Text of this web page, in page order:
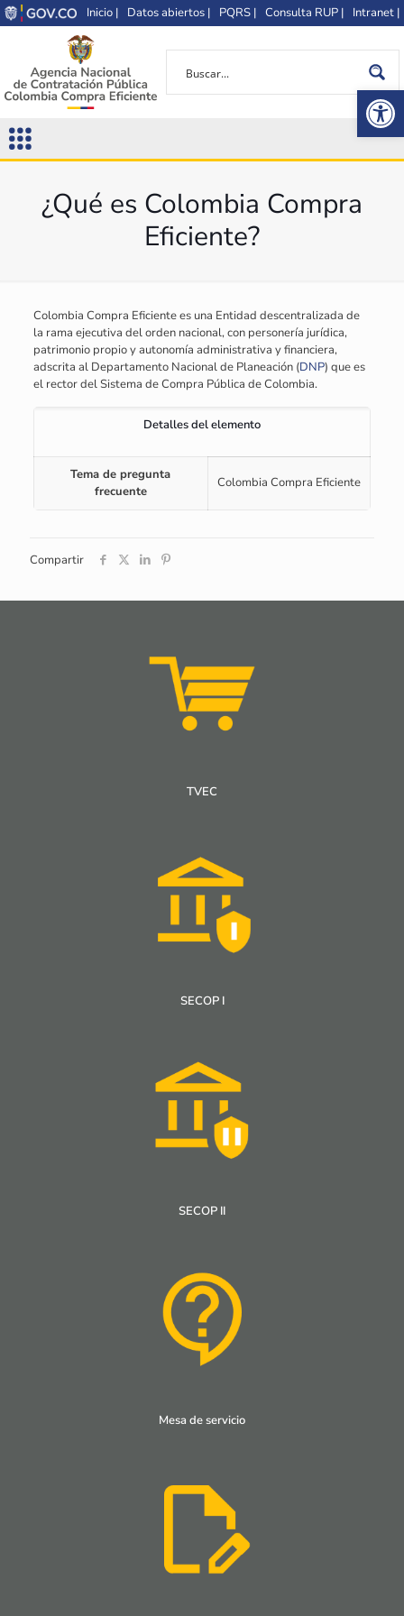
Inicio | Datos abiertos | PQRS | Consulta RUP | Intranet |
¿Qué es Colombia Compra
Eficiente?
Colombia Compra Eficiente es una Entidad descentralizada de
la rama ejecutiva del orden nacional, con personería jurídica,
patrimonio propio y autonomía administrativa y financiera,
adscrita al Departamento Nacional de Planeación (DNP) que es
el rector del Sistema de Compra Pública de Colombia.
Detalles del elemento
Tema de pregunta
frecuente
Colombia Compra Eficiente
Compartir
TVEC
SECOP I
SECOP II
Mesa de servicio